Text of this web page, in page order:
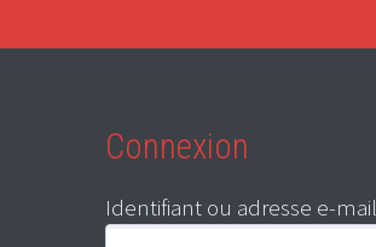
Connexion
Identifiant ou adresse e-mail